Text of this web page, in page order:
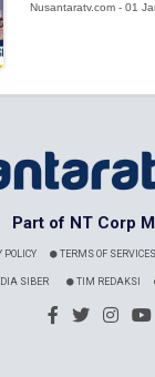
Nusantaratv.com - 01
Part of NT Corp
TERMS OF SERVICES
SIBER TIM REDAKSI